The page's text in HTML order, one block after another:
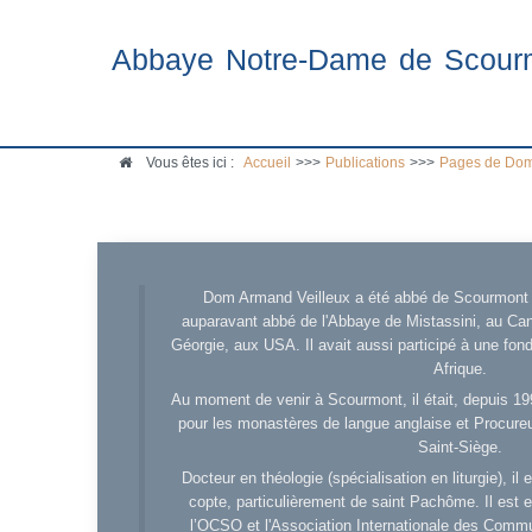
Abbaye Notre-Dame de
Vous êtes ici : Accueil >>> Publications >>> Pages de
Dom Armand Veilleux a été abbé de
auparavant abbé de l'Abbaye de Mistassini, au
Géorgie, aux USA. Il avait aussi participé à une
Afrique.
Au moment de venir à Scourmont, il était, depuis
pour les monastères de langue anglaise et
Saint-Siège.
Docteur en théologie (spécialisation en liturgie), il
copte, particulièrement de saint Pachôme. Il est
l’OCSO et l'Association Internationale des